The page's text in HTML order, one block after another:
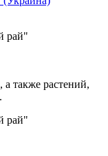
а также растений,